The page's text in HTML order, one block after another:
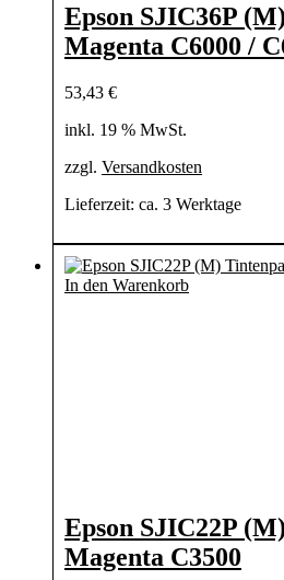
Epson SJIC36P
Magenta C6000 /
53,43 €
inkl. 19 % MwSt.
zzgl. Versandkosten
Lieferzeit: ca. 3 Werktage
In den Warenkorb
Epson SJIC22P
Magenta C3500